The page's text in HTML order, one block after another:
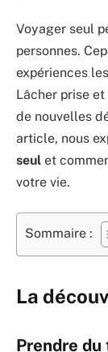
Voyager seul
personnes.
expériences
Lâcher prise
de nouvelles
article, nous
seul et
votre vie.
Sommaire :
La
Prendre